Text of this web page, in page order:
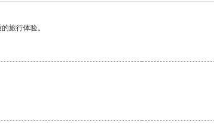
旅行体验。